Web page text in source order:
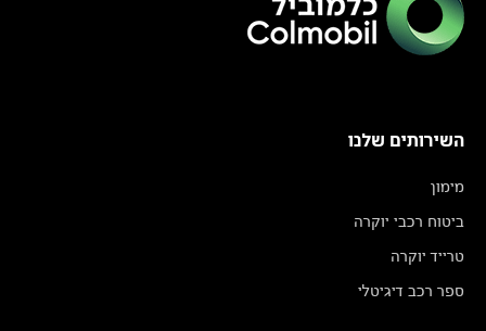
השירותים שלנו
מימון
ביטוח רכבי יוקרה
טרייד יוקרה
ספר רכב דיגיטלי